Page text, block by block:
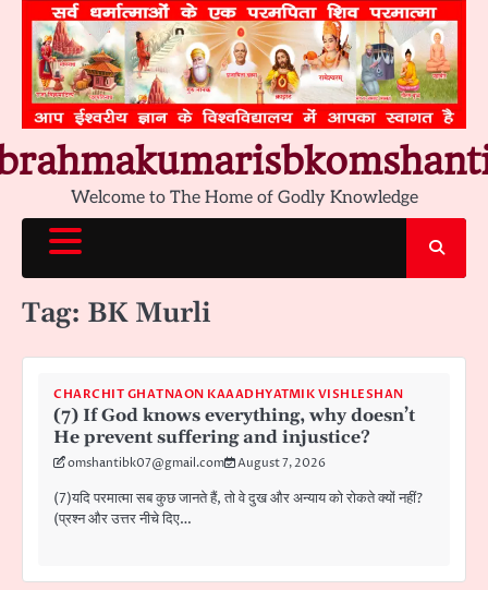
content
Welcome to The Home of Godly Knowledge
Tag: BK Murli
CHARCHIT GHATNAON KAAADHYATMIK VISHLESHAN
(7) If God knows everything, why doesn’t
He prevent suffering and injustice?
omshantibk07@gmail.com August 7, 2026
(7)यदि परमात्मा सब कुछ जानते हैं, तो वे दुख और अन्याय को रोकते क्यों नहीं?
(प्रश्न और उत्तर नीचे दिए…